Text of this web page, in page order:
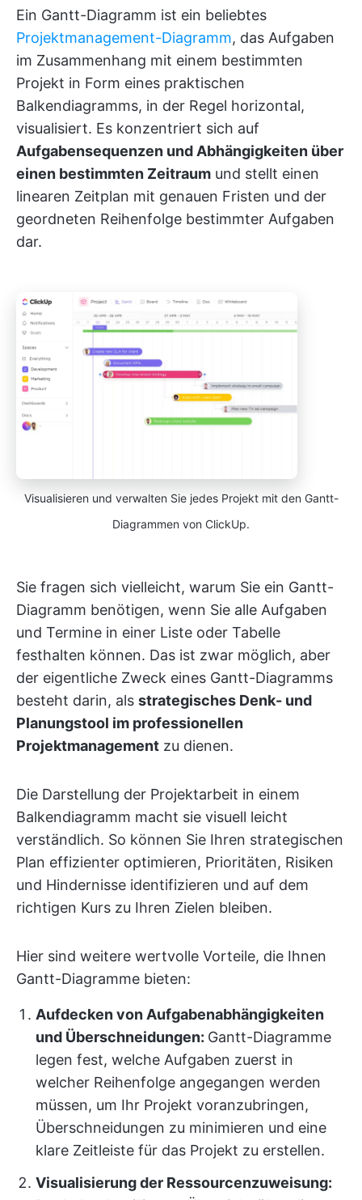
Ein Gantt-Diagramm ist ein beliebtes
Projektmanagement-Diagramm, das Aufgaben
im Zusammenhang mit einem bestimmten
Projekt in Form eines praktischen
Balkendiagramms, in der Regel horizontal,
visualisiert. Es konzentriert sich auf
Aufgabensequenzen und Abhängigkeiten über
einen bestimmten Zeitraum und stellt einen
linearen Zeitplan mit genauen Fristen und der
geordneten Reihenfolge bestimmter Aufgaben
dar.
Visualisieren und verwalten Sie jedes Projekt mit den Gantt-
Diagrammen von ClickUp.
Sie fragen sich vielleicht, warum Sie ein Gantt-
Diagramm benötigen, wenn Sie alle Aufgaben
und Termine in einer Liste oder Tabelle
festhalten können. Das ist zwar möglich, aber
der eigentliche Zweck eines Gantt-Diagramms
besteht darin, als strategisches Denk- und
Planungstool im professionellen
Projektmanagement zu dienen.
Die Darstellung der Projektarbeit in einem
Balkendiagramm macht sie visuell leicht
verständlich. So können Sie Ihren strategischen
Plan effizienter optimieren, Prioritäten, Risiken
und Hindernisse identifizieren und auf dem
richtigen Kurs zu Ihren Zielen bleiben.
Hier sind weitere wertvolle Vorteile, die Ihnen
Gantt-Diagramme bieten:
Aufdecken von Aufgabenabhängigkeiten
und Überschneidungen: Gantt-Diagramme
legen fest, welche Aufgaben zuerst in
welcher Reihenfolge angegangen werden
müssen, um Ihr Projekt voranzubringen,
Überschneidungen zu minimieren und eine
klare Zeitleiste für das Projekt zu erstellen.
Visualisierung der Ressourcenzuweisung: